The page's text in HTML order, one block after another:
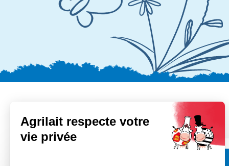
Agrilait respecte votre
vie privée
Pour aller plus loin